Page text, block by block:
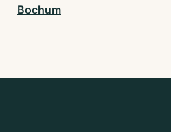
Bochum